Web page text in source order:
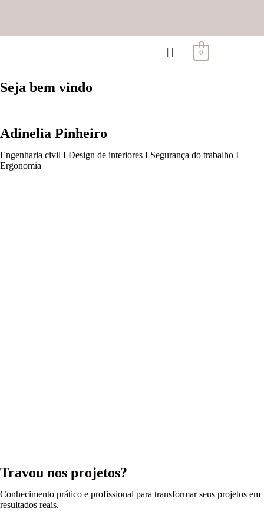
0
Seja bem vindo
Adinelia Pinheiro
Engenharia civil I Design de interiores I Segurança do trabalho I
Ergonomia
Travou nos projetos?
Conhecimento prático e profissional para transformar seus projetos em
resultados reais.